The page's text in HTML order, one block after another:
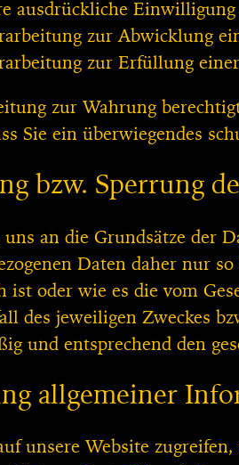
ausdrückliche
zur Abwicklung
zur Erfüllung
zur Wahrung
Sie ein überwiegendes
bzw. Sperrung
an die Grundsätze der
Daten daher nur
ist oder wie es die vom
des jeweiligen Zweckes
und entsprechend den
allgemeiner
unsere Website